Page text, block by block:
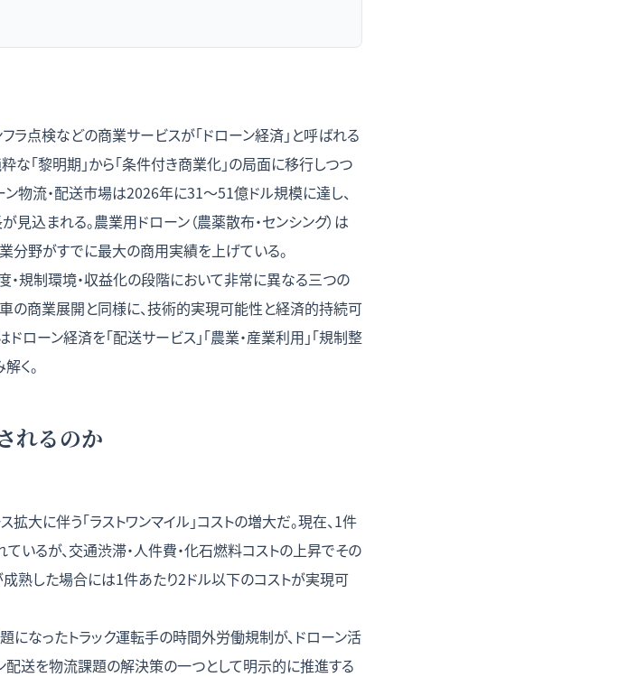
ラ点検などの商業サービスが「ドローン経済」と呼ばれる
な「黎明期」から「条件付き商業化」の局面に移行しつつ
物流・配送市場は2026年に31〜51億ドル規模に達し、
込まれる。農業用ドローン（農薬散布・センシング）は
分野がすでに最大の商用実績を上げている。
度・規制環境・収益化の段階において非常に異なる三つの
の商業展開と同様に、技術的実現可能性と経済的持続可
ーン経済を「配送サービス」「農業・産業利用」「規制整
く。
れるのか
大に伴う「ラストワンマイル」コストの増大だ。現在、1件
いるが、交通渋滞・人件費・化石燃料コストの上昇でその
熟した場合には1件あたり2ドル以下のコストが実現可
になったトラック運転手の時間外労働規制が、ドローン活
配送を物流課題の解決策の一つとして明示的に推進する